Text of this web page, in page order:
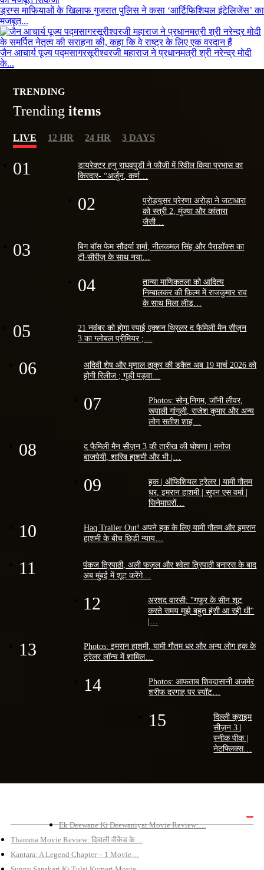
ड्रग्स माफियाओं के खिलाफ गुजरात पुलिस ने कसा ‘आर्टिफिशियल इंटेलिजेंस’ का
मजबूत...
जैन आचार्य पूज्य पद्मसागरसूरीश्वरजी महाराज ने प्रधानमत्री श्री नरेन्द्र मोदी
के...
TRENDING
Trendingitems
LIVE 12 HR 24 HR 3 DAYS
01
डायरेक्टर हनु राघवपुडी ने फौजी में रिवील किया प्रभास का
किरदार- “अर्जुन, कर्ण…
02
प्रोड्यूसर प्रेरणा अरोड़ा ने जटाधारा
को स्त्री 2, मुंज्या और कांतारा
जैसी…
03
बिग बॉस फेम सौंदर्या शर्मा, नीलकमल सिंह और पैराडॉक्स का
टी-सीरीज़ के साथ नया…
04
तान्या माणिकतला को आदित्य
निम्बालकर की फ़िल्म में राजकुमार राव
के साथ मिला लीड…
05
21 नवंबर को होगा स्पाई एक्शन थ्रिलर द फैमिली मैन सीज़न
3 का ग्लोबल प्रीमियर ;…
06
अदिवी शेष और मृणाल ठाकुर की डकैत अब 19 मार्च 2026 को
होगी रिलीज ; गुड़ी पड़वा…
07
Photos: सोनू निगम, जॉनी लीवर,
रूपाली गांगुली, राजेश कुमार और अन्य
लोग सतीश शाह…
08
द फैमिली मैन सीज़न 3 की तारीख की घोषणा | मनोज
बाजपेयी, शारिब हाशमी और भी |…
09
हक | ऑफिशियल ट्रेलर | यामी गौतम
धर, इमरान हाशमी | सुपन एस वर्मा |
सिनेमाघरों…
10
Haq Trailer Out! अपने हक के लिए यामी गौतम और इमरान
हाशमी के बीच छिड़ी न्याय…
11
पंकज त्रिपाठी, अली फज़ल और श्वेता त्रिपाठी बनारस के बाद
अब मुंबई में शूट करेंगे…
12
अरशद वारसी: "गफूर के सीन शूट
करते समय मुझे बहुत हंसी आ रही थी"
|…
13
Photos: इमरान हाशमी, यामी गौतम धर और अन्य लोग हक़ के
ट्रेलर लॉन्च में शामिल…
14
Photos: आफताब शिवदासानी अजमेर
शरीफ दरगाह पर स्पॉट…
15
दिल्ली क्राइम
सीज़न 3 |
स्नीक पीक |
नेटफ्लिक्स…
Ek Deewane Ki Deewaniyat Movie Review:…
Thamma Movie Review: दिवाली वीकेंड के…
Kantara: A Legend Chapter – 1 Movie…